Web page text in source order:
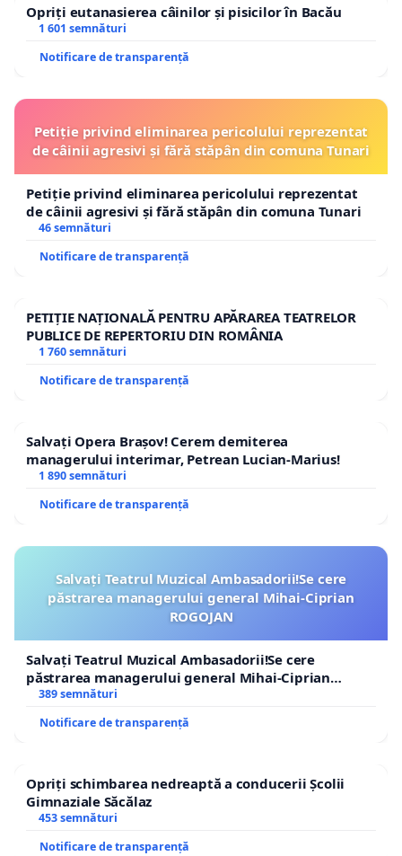
Opriți eutanasierea câinilor și pisicilor în Bacău
1 601 semnături
Notificare de transparență
Petiție privind eliminarea pericolului reprezentat
de câinii agresivi și fără stăpân din comuna Tunari
Petiție privind eliminarea pericolului reprezentat
de câinii agresivi și fără stăpân din comuna Tunari
46 semnături
Notificare de transparență
PETIȚIE NAȚIONALĂ PENTRU APĂRAREA TEATRELOR
PUBLICE DE REPERTORIU DIN ROMÂNIA
1 760 semnături
Notificare de transparență
Salvați Opera Brașov! Cerem demiterea
managerului interimar, Petrean Lucian-Marius!
1 890 semnături
Notificare de transparență
Salvați Teatrul Muzical Ambasadorii!Se cere
păstrarea managerului general Mihai-Ciprian
ROGOJAN
Salvați Teatrul Muzical Ambasadorii!Se cere
păstrarea managerului general Mihai-Ciprian
ROGOJAN
389 semnături
Notificare de transparență
Opriți schimbarea nedreaptă a conducerii Școlii
Gimnaziale Săcălaz
453 semnături
Notificare de transparență